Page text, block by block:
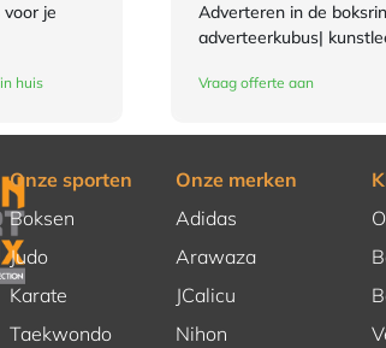
je
huis
Adverteren in de
adverteerkubus|
Vraag offerte aan
Onze sporten
Boksen
Judo
Karate
Taekwondo
Onze merken
Adidas
Arawaza
JCalicu
Nihon